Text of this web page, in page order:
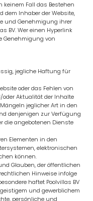
keinem Fall das Bestehen
dem Inhaber der Website,
und Genehmigung ihrer
BV. Wer einen Hyperlink
Genehmigung von
jegliche Haftung für
oder das Fehlen von
oder Aktualität der Inhalte
jeglicher Art in den
denjenigen zur Verfügung
die angebotenen Dienste
Elementen in den
elektronischen
können.
Glauben, der öffentlichen
Hinweise infolge
haftet Poolvillas BV
und gewerblichem
persönliche und